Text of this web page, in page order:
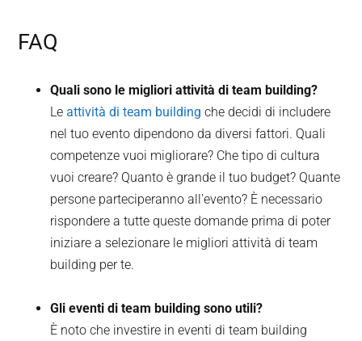
FAQ
Quali sono le migliori attività di team building?
Leattività di team building che decidi di includere
nel tuo evento dipendono da diversi fattori. Quali
competenze vuoi migliorare? Che tipo di cultura
vuoi creare? Quanto è grande il tuo budget? Quante
persone parteciperanno all'evento? È necessario
rispondere a tutte queste domande prima di poter
iniziare a selezionare le migliori attività di team
building per te.
Gli eventi di team building sono utili?
È noto che investire in eventi di team building